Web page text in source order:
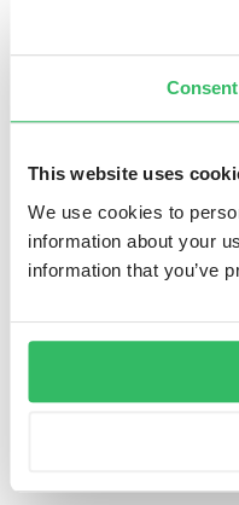
Consent
This website uses
We use cookies to
information about your
information that you’ve